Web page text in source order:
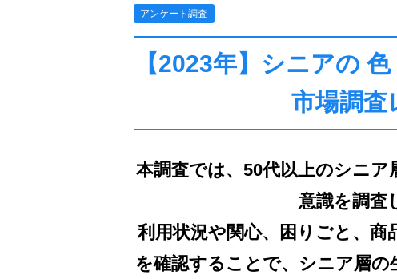
アンケート調査
【2023年】シニアの
市場調査
本調査では、50代以上のシニ
意識を調査
利用状況や関心、困りごと、
を確認することで、シニア層